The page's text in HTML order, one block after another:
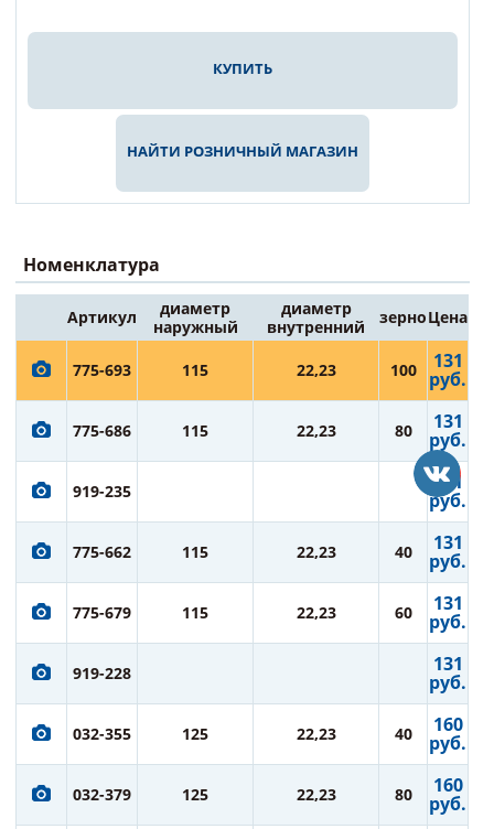
КУПИТЬ
НАЙТИ РОЗНИЧНЫЙ МАГАЗИН
Номенклатура
Артикул
диаметр
наружный
диаметр
внутренний
зерноЦена
775-693 115 22,23 100 131
руб.
775-686 115 22,23 80 131
руб.
919-235 131
руб.
775-662 115 22,23 40 131
руб.
775-679 115 22,23 60 131
руб.
919-228 131
руб.
032-355 125 22,23 40 160
руб.
032-379 125 22,23 80 160
руб.